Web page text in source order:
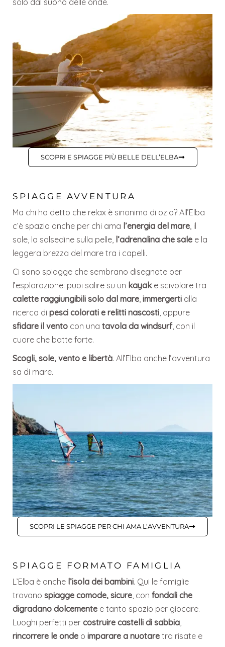
solo dal suono delle onde.
SCOPRI E SPIAGGE PIÙ BELLE DELL’ELBA
SPIAGGE AVVENTURA
Ma chi ha detto che relax è sinonimo di ozio? All’Elba
c’è spazio anche per chi ama l’energia del mare , il
sole, la salsedine sulla pelle, l’adrenalina che sale e la
leggera brezza del mare tra i capelli.
Ci sono spiagge che sembrano disegnate per
l’esplorazione: puoi salire su un kayak e scivolare tra
calette raggiungibili solo dal mare ,immergerti alla
ricerca dipesci colorati e relitti nascosti , oppure
sfidare il vento con unatavola da windsurf, con il
cuore che batte forte.
Scogli, sole, vento e libertà. All’Elba anche l’avventura
sa di mare.
SCOPRI LE SPIAGGE PER CHI AMA L’AVVENTURA
SPIAGGE FORMATO FAMIGLIA
L’Elba è anche l’isola dei bambini. Qui le famiglie
trovanospiagge comode, sicure, confondali che
digradano dolcemente e tanto spazio per giocare.
Luoghi perfetti percostruire castelli di sabbia,
rincorrere le onde oimparare a nuotare tra risate e